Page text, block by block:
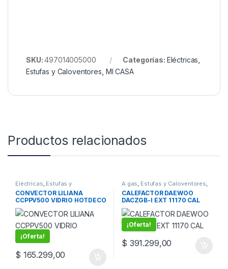
SKU:497014005000 Categorías: Eléctricas
Estufas y Caloventores MI CASA
Productos relacionados
Eléctricas, Estufas y
Caloventores
CONVECTOR LILIANA
CCPPV500 VIDRIO HOTDECO
¡Oferta!
$ 165.299,00
A gas, Estufas y Caloventores,
MI CASA
CALEFACTOR DAEWOO
DACZGB-I EXT 11170 CAL
¡Oferta!
$ 391.299,00